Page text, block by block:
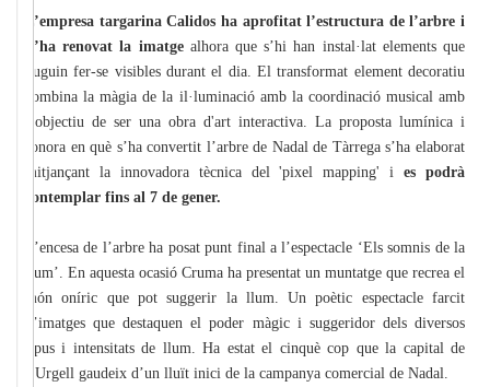
L’empresa targarina Calidos ha aprofitat l’estructura de l’arbre i
n’ha renovat la imatgealhora que s’hi han instal·lat elements que
puguin fer-se visibles durant el dia. El transformat element decoratiu
combina la màgia de la il·luminació amb la coordinació musical amb
l’objectiu de ser una obra d'art interactiva. La proposta lumínica i
sonora en què s’ha convertit l’arbre de Nadal de Tàrrega s’ha elaborat
mitjançant la innovadora tècnica del 'pixel mapping' i es podrà
contemplar fins al 7 de gener.
L’encesa de l’arbre ha posat punt final a l’espectacle ‘Els somnis de la
llum’. En aquesta ocasió Cruma ha presentat un muntatge que recrea el
món oníric que pot suggerir la llum. Un poètic espectacle farcit
d’imatges que destaquen el poder màgic i suggeridor dels diversos
tipus i intensitats de llum. Ha estat el cinquè cop que la capital de
l’Urgell gaudeix d’un lluït inici de la campanya comercial de Nadal.